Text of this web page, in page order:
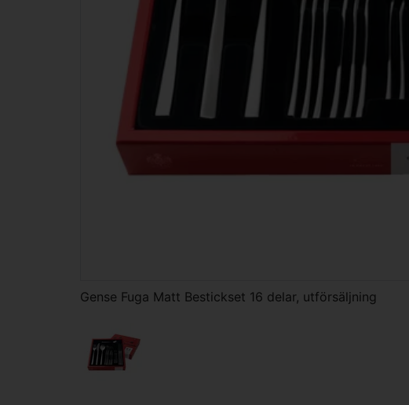
Gense Fuga Matt Bestickset 16 delar, utförsäljning